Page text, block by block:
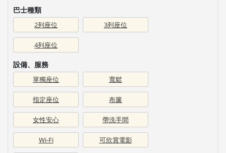
巴士種類
2列座位 3列座位
4列座位
設備、服務
單獨座位 寬鬆
指定座位 布簾
女性安心 帶洗手間
Wi-Fi 可欣賞電影